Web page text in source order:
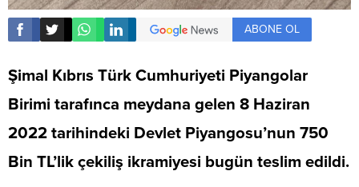
ABONE OL
Şimal Kıbrıs Türk Cumhuriyeti Piyangolar
Birimi tarafınca meydana gelen 8 Haziran
2022 tarihindeki Devlet Piyangosu’nun 750
Bin TL’lik çekiliş ikramiyesi bugün teslim edildi.